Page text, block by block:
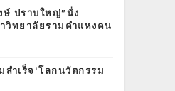
ษ์ ปราบใหญ่”นั่ง
วิทยาลัยรามคำแหงคน
สำเร็จ‘โลกนวัตกรรม